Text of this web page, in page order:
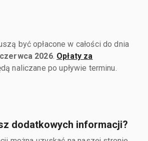
być opłacone w całości do dnia
2026. Opłaty za
naliczane po upływie terminu.
dodatkowych informacji?